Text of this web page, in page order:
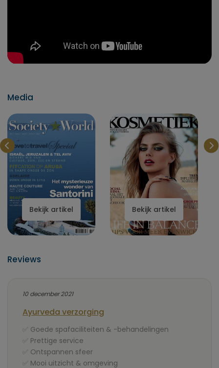
Media
Bekijk artikel Bekijk artikel
Reviews
10 december 2021
Ayurveda verzorging
✅ Goede spafaciliteiten & -behandelingen
✅ Prettige service
✅ Ontspannen sfeer
✅ Mooi uitzicht & omgeving